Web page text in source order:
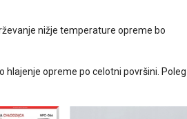
nižje temperature opreme bo
opreme po celotni površini. Poleg